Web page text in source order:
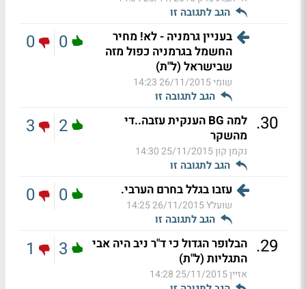
הגב לתגובה זו
בעניין גרמניה - לא! מחיר
החשמל בגרמניה כפול מזה
שבישראל (ל"ת)
שומי26/11/2015 14:23
הגב לתגובה זו
0
0
30
.
למה BG הענקית עזבה..די
מהשקר
נקמן קון25/11/2015 14:30
הגב לתגובה זו
2
3
עזבו בגלל בחרם הערבי.
שועלY 26/11/2015 14:25
הגב לתגובה זו
0
0
29
. הבלופר הגדול כי ד"ר ניב היה אבי
התגליות (ל"ת)
אזיין25/11/2015 14:28
3
1